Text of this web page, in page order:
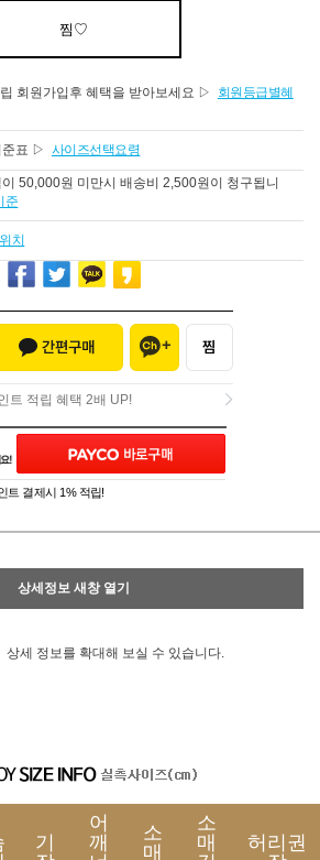
찜♡
회원가입후 혜택을 받아보세요 ▷
회원등급별혜
준표 ▷ 사이즈선택요령
50,000원 미만시 배송비 2,500원이 청구됩니
준
치
트 적립 혜택 2배 UP!
트 적립 혜택 2배 UP!
트 결제시 1% 적립!
상세정보 새창 열기
상세 정보를 확대해 보실 수 있습니다.
기
어
깨
소
매
소
매
허리권